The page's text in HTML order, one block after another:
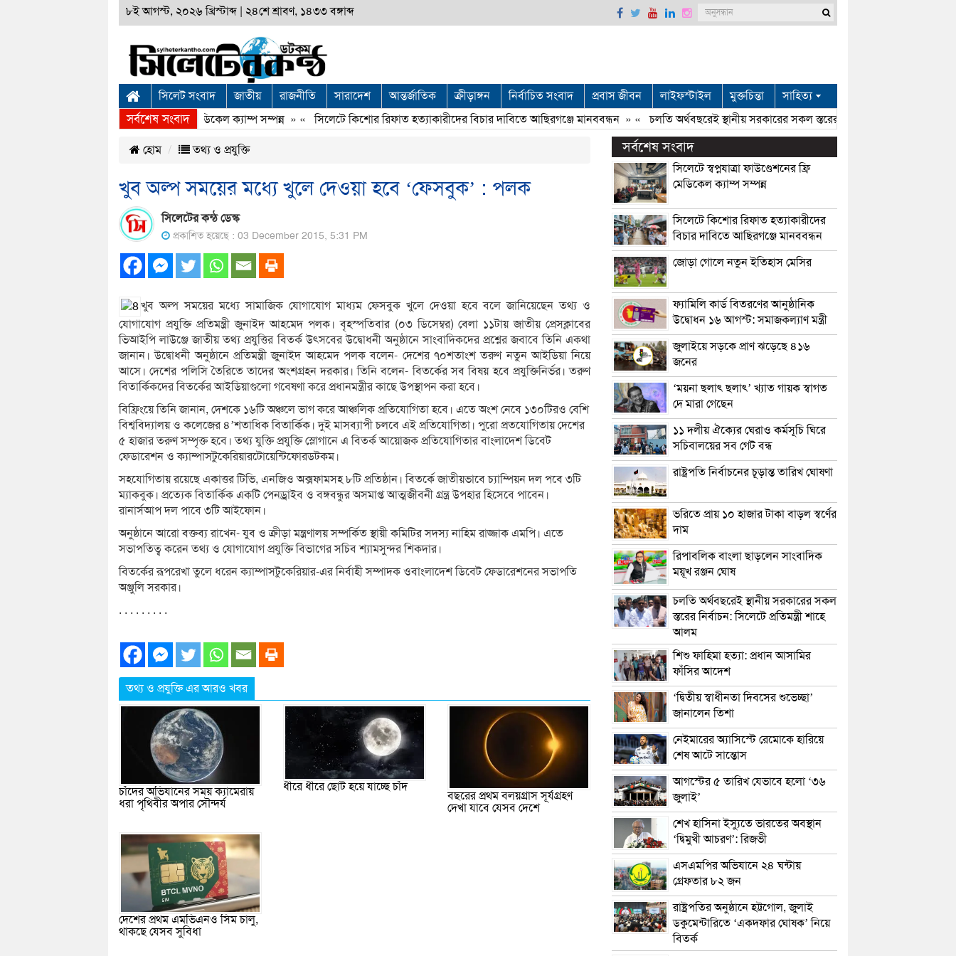
৮ই আগস্ট, ২০২৬ খ্রিস্টাব্দ ২৪শে শ্রাবণ, ১৪৩৩ বঙ্গাব্দ
সিলেট সংবাদ জাতীয় রাজনীতি সারাদেশ আন্তর্জাতিক ক্রীড়াঙ্গন নির্বাচিত সংবাদ প্রবাস জীবন লাইফস্টাইল মুক্তচিন্তা সাহিত্য
সর্বশেষ সংবাদ
সিলেটে স্বপ্নযাত্রা ফাউণ্ডেশনের ফ্রি মেডিকেল ক্যাম্প সম্পন্ন» « সিলেটে কিশোর রিফাত হত্যাকারীদের বিচার দাবিতে আছিরগঞ্জে মানববন্ধন» « চলতি অর্থবছরেই স্থানীয় সরকারের সকল স্তরের নির্বাচন: সিলেটে প্রতিমন্ত্রী
হোম তথ্য ও প্রযুক্তি
খুব ‍অল্প সময়ের মধ্যে খুলে দেওয়া হবে ‘ফেসবুক’ : পলক
সিলেটের কন্ঠ ডেস্ক
প্রকাশিত হয়েছে : 03 December 2015, 5:31 PM
খুব অল্প সময়ের মধ্যে সামাজিক যোগাযোগ মাধ্যম ফেসবুক খুলে দেওয়া হবে বলে জানিয়েছেন তথ্য ও
যোগাযোগ প্রযুক্তি প্রতিমন্ত্রী জুনাইদ আহমেদ পলক। বৃহস্পতিবার (০৩ ডিসেম্বর) বেলা ১১টায় জাতীয় প্রেসক্লাবের
ভিআইপি লাউঞ্জে জাতীয় তথ্য প্রযুত্তির বিতর্ক উৎসবের উদ্বোধনী অনুষ্ঠানে সাংবাদিকদের প্রশ্নের জবাবে তিনি একথা
জানান। উদ্বোধনী অনুষ্ঠানে প্র‌তিমন্ত্রী জুনাইদ আহমেদ পলক বলেন- দেশের ৭০শতাংশ তরুণ নতুন আই‌ডিয়া নিয়ে
আসে। দে‌শের প‌লি‌সি তৈরিতে তাদের অংশগ্রহন দরকার। তি‌নি বলেন- ‌বিতর্কের সব বিষয় হবে প্রযু‌ক্তি‌নির্ভর। তরুণ
বিতা‌র্কিকদের বিতর্কের আই‌ডিয়াগুলো গবেষণা করে প্রধানমন্ত্রীর কাছে উপস্থাপন করা হবে।
‌বি‌ফ্রিং‌য়ে ‌তি‌নি জানা‌ন, দেশকে ১৬টি অঞ্চলে ভাগ করে আঞ্চ‌লিক প্র‌তিযো‌গিতা হবে। এতে অংশ নেবে ১৩০টিরও বে‌শি
বিশ্ব‌বিদ্যালয় ও কলেজের ৪’শতা‌ধিক ‌বিতা‌র্কিক। দুই মাসব্যাপী চলবে এই প্রতিযো‌গিতা। পুরো প্র‌ত‌যো‌গিতায় দেশের
৫ হাজার তরুণ সম্পৃক্ত হবে। তথ্য যু‌ক্তি প্রযু‌ক্তি স্লোগানে এ বিতর্ক আয়োজক প্র‌তিযো‌গিতার বাংলাদেশ ডিবেট
ফেডারেশন ও ক্যাম্পাসটুকে‌রিয়ারটোয়ে‌ন্টিফোরডটকম।
সহযো‌গিতায় রয়েছে একাত্তর টি‌ভি, এন‌জিও অক্সফামসহ ৮টি প্র‌তিষ্ঠান। বিতর্কে জাতীয়ভাবে চ্যা‌ম্পিয়ন দল পবে ৩‌টি
ম্যাকবুক। প্রত্যেক বিতা‌র্কিক এক‌টি পেনড্রাইব ও বঙ্গবন্ধুর অসমাপ্ত আত্মজীবনী গ্রন্ত্র উপহার হিসেবে পাবেন।
রানার্সআপ দল পাবে ৩টি আইফোন।
অনুষ্ঠানে আরো বক্তব্য রাখেন- যুব ও ক্রীড়া মন্ত্রণাল‌য় সম্প‌র্কিত স্থা‌য়ী ক‌মি‌টির সদস্য না‌হিম রাজ্জাক এমপি। এতে
সভাপ‌তিত্ব করেন তথ্য ও যোগাযোগ প্রযু‌ক্তি বিভাগের স‌চিব শ্যামসুন্দর শিকদার।
‌বিতর্কের রূপরেখা তুলে ধরেন ক্যাম্পাসটুকে‌রিয়ার-এর নির্বাহী সম্পাদক ওবাংলাদেশ ডিবেট ফেডারেশনের সভাপ‌তি
অঞ্জু‌লি সরকার।
. . . . . . . . .
তথ্য ও প্রযুক্তি এর আরও খবর
চাঁদের অভিযানের সময় ক্যামেরায়
ধরা পৃথিবীর অপার সৌন্দর্য
ধীরে ধীরে ছোট হয়ে যাচ্ছে চাঁদ
বছরের প্রথম বলয়গ্রাস সূর্যগ্রহণ
দেখা যাবে যেসব দেশে
দেশের প্রথম এমভিএনও সিম চালু,
থাকছে যেসব সুবিধা
সর্বশেষ সংবাদ
সিলেটে স্বপ্নযাত্রা ফাউণ্ডেশনের ফ্রি
মেডিকেল ক্যাম্প সম্পন্ন
সিলেটে কিশোর রিফাত হত্যাকারীদের
বিচার দাবিতে আছিরগঞ্জে মানববন্ধন
জোড়া গোলে নতুন ইতিহাস মেসির
ফ্যামিলি কার্ড বিতরণের আনুষ্ঠানিক
উদ্বোধন ১৬ আগস্ট: সমাজকল্যাণ মন্ত্রী
জুলাইয়ে সড়কে প্রাণ ঝড়েছে ৪১৬
জনের
‘ময়না ছলাৎ ছলাৎ’ খ্যাত গায়ক স্বাগত
দে মারা গেছেন
১১ দলীয় ঐক্যের ঘেরাও কর্মসূচি ঘিরে
সচিবালয়ের সব গেট বন্ধ
রাষ্ট্রপতি নির্বাচনের চূড়ান্ত তারিখ ঘোষণা
ভরিতে প্রায় ১০ হাজার টাকা বাড়ল স্বর্ণের
দাম
রিপাবলিক বাংলা ছাড়লেন সাংবাদিক
ময়ূখ রঞ্জন ঘোষ
চলতি অর্থবছরেই স্থানীয় সরকারের সকল
স্তরের নির্বাচন: সিলেটে প্রতিমন্ত্রী শাহে
আলম
শিশু ফাহিমা হত্যা: প্রধান আসামির
ফাঁসির আদেশ
‘দ্বিতীয় স্বাধীনতা দিবসের শুভেচ্ছা’
জানালেন তিশা
নেইমারের অ্যাসিস্টে রেমোকে হারিয়ে
শেষ আটে সান্তোস
আগস্টের ৫ তারিখ যেভাবে হলো ‘৩৬
জুলাই’
শেখ হাসিনা ইস্যুতে ভারতের অবস্থান
‘দ্বিমুখী আচরণ’: রিজভী
এসএমপির অভিযানে ২৪ ঘন্টায়
গ্রেফতার ৮২ জন
রাষ্ট্রপতির অনুষ্ঠানে হট্টগোল, জুলাই
ডকুমেন্টারিতে ‘একদফার ঘোষক’ নিয়ে
বিতর্ক